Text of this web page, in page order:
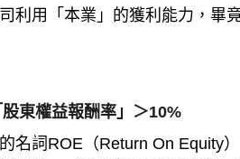
利用「本業」的獲利能力，畢
東權益報酬率」＞10%
名詞ROE（Return On Equity